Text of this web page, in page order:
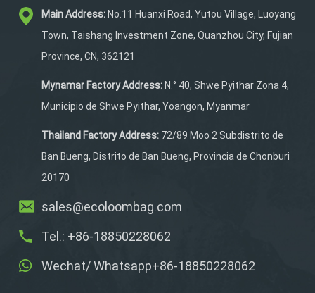
únicas de los jóvenes
conductores,
proporcionando un
forma organizada de llevar
el equipo esencial. El
garantiza durabilidad al
tiempo que ofrece
no se ha visto
inclusión de espuma de
interior de los
Main Address:No.11 Huanxi Road, Yutou Village, Luoyang
Town, Taishang Investment Zone, Quanzhou City, Fujian
Province, CN, 362121
Mynamar Factory Address:N.° 40, Shwe Pyithar Zona 4,
Municipio de Shwe Pyithar, Yoangon, Myanmar
Thailand Factory Address:72/89 Moo 2 Subdistrito de
Ban Bueng, Distrito de Ban Bueng, Provincia de Chonburi
20170
sales@ecoloombag.com
Tel.: +86-18850228062
Wechat/ Whatsapp+86-18850228062